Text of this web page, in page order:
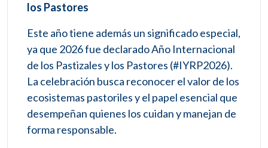
los Pastores
Este año tiene además un significado especial,
ya que 2026 fue declarado Año Internacional
de los Pastizales y los Pastores (#IYRP2026).
La celebración busca reconocer el valor de los
ecosistemas pastoriles y el papel esencial que
desempeñan quienes los cuidan y manejan de
forma responsable.